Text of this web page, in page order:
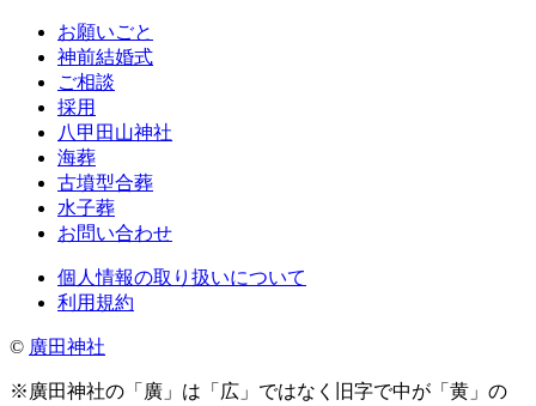
お願いごと
神前結婚式
ご相談
採用
八甲田山神社
海葬
古墳型合葬
水子葬
お問い合わせ
個人情報の取り扱いについて
利用規約
© 廣田神社
※廣田神社の「廣」は「広」ではなく旧字で中が「黄」の